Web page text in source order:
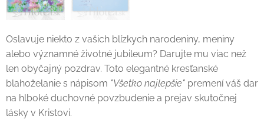
Oslavuje niekto z vašich blízkych narodeniny, meniny
alebo významné životné jubileum? Darujte mu viac než
len obyčajný pozdrav. Toto elegantné kresťanské
blahoželanie s nápisom "Všetko najlepšie" premení váš dar
na hlboké duchovné povzbudenie a prejav skutočnej
lásky v Kristovi.